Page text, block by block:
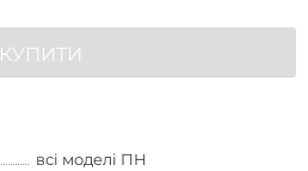
КУПИТИ
всі моделі ПН